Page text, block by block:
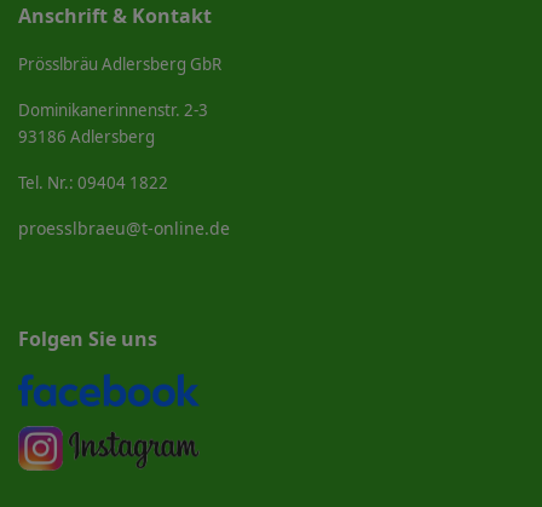
Anschrift & Kontakt
Prösslbräu Adlersberg GbR
Dominikanerinnenstr. 2-3
93186 Adlersberg
Tel. Nr.: 09404 1822
proesslbraeu@t-online.de
Folgen Sie uns